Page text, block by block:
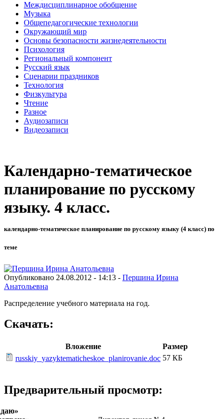
Междисциплинарное обобщение
Музыка
Общепедагогические технологии
Окружающий мир
Основы безопасности жизнедеятельности
Психология
Региональный компонент
Русский язык
Сценарии праздников
Технология
Физкультура
Чтение
Разное
Аудиозаписи
Видеозаписи
Календарно-тематическое
планирование по русскому
языку. 4 класс.
календарно-тематическое планирование по русскому языку (4 класс) по
теме
Опубликовано 24.08.2012 - 14:13 - Першина Ирина
Анатольевна
Распределение учебного материала на год.
Скачать:
Вложение
Размер
russkiy_yazyktematicheskoe_planirovanie.doc 57 КБ
Предварительный просмотр: